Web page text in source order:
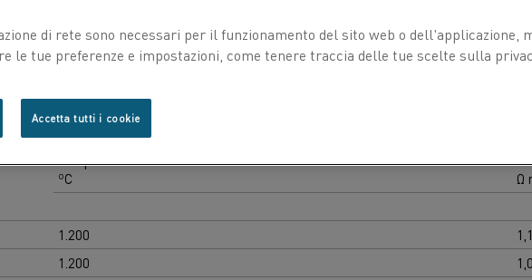
legheper confrontare i diversi tipi di materiali.
Temp. max. di esercizio in continuo
ºC
Ω
1.200
1.200
di rete sono necessari per il funzionamento del sito web o dell'applicazione,
le tue preferenze e impostazioni, come tenere traccia delle tue scelte sulla
Accetta tutti i cookie